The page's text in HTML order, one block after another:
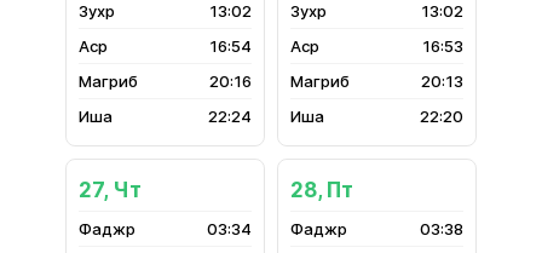
13:02
16:54
20:16
22:24
13:02
16:53
20:13
22:20
27, Чт
03:34
28, Пт
03:38